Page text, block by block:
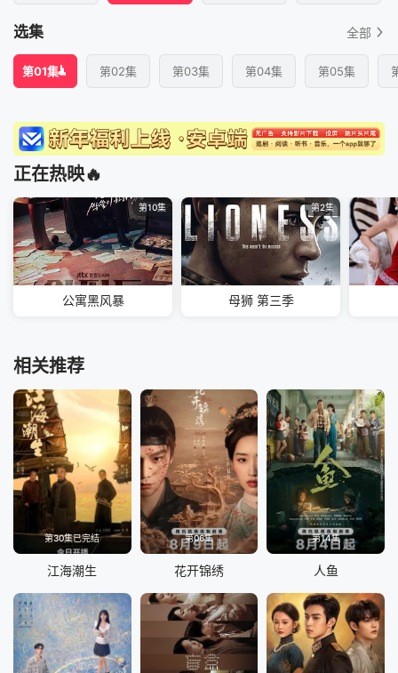
选集 全部
第01集 第02集 第03集 第04集 第05集
正在热映🔥
第10集
公寓黑风暴
第2集
母狮 第三季
相关推荐
第30集已完结
江海潮生
第06集
花开锦绣
第14集
人鱼